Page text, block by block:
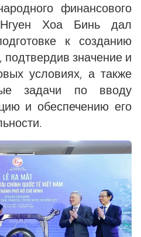
финансового
Хоа Бинь дал
к созданию
значение и
условиях, а также
задачи по вводу
и обеспечению его